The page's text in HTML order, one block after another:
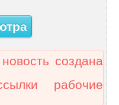
создана
рабочие